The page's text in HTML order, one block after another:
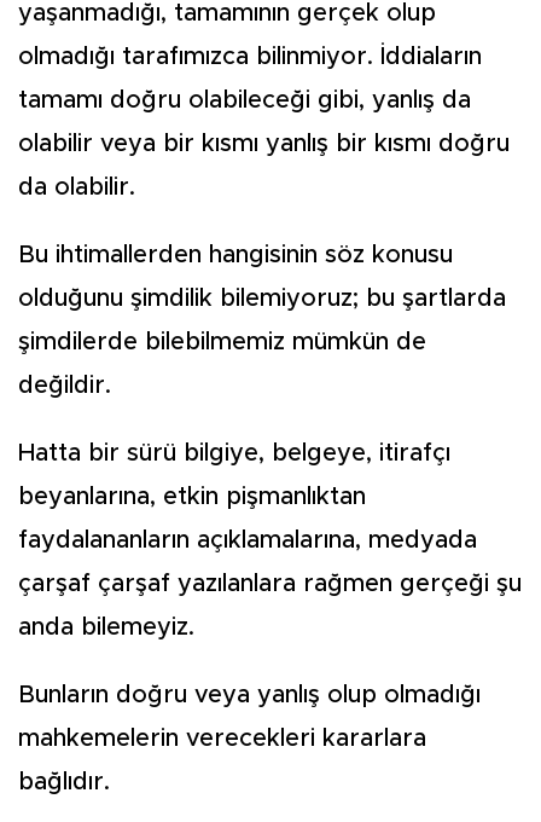
yaşanmadığı, tamamının gerçek olup
olmadığı tarafımızca bilinmiyor. İddiaların
tamamı doğru olabileceği gibi, yanlış da
olabilir veya bir kısmı yanlış bir kısmı doğru
da olabilir.
Bu ihtimallerden hangisinin söz konusu
olduğunu şimdilik bilemiyoruz; bu şartlarda
şimdilerde bilebilmemiz mümkün de
değildir.
Hatta bir sürü bilgiye, belgeye, itirafçı
beyanlarına, etkin pişmanlıktan
faydalananların açıklamalarına, medyada
çarşaf çarşaf yazılanlara rağmen gerçeği şu
anda bilemeyiz.
Bunların doğru veya yanlış olup olmadığı
mahkemelerin verecekleri kararlara
bağlıdır.